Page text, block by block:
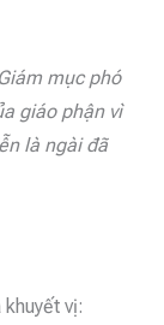
mục phó
giáo phận vì
là ngài đã
vị: